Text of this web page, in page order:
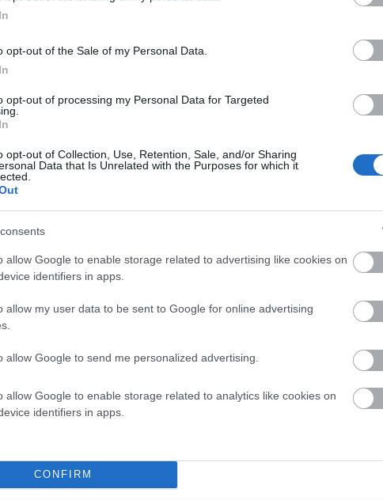
opt-out of the Sale of my Personal Data.
opt-out of processing my Personal Data for Targeted
opt-out of Collection, Use, Retention, Sale, and/or Sharing
Data that Is Unrelated with the Purposes for which it
allow Google to enable storage related to advertising like cookies on
identifiers in apps.
allow my user data to be sent to Google for online advertising
allow Google to send me personalized advertising.
allow Google to enable storage related to analytics like cookies on
identifiers in apps.
CONFIRM
σημειώνονται με*